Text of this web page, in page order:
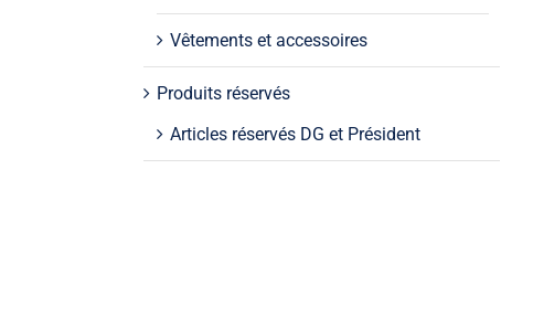
Vêtements et accessoires
Produits réservés
Articles réservés DG et Président